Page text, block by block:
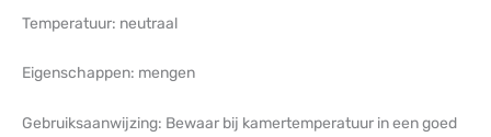
Temperatuur: neutraal
Eigenschappen: mengen
Gebruiksaanwijzing: Bewaar bij kamertemperatuur in een goed